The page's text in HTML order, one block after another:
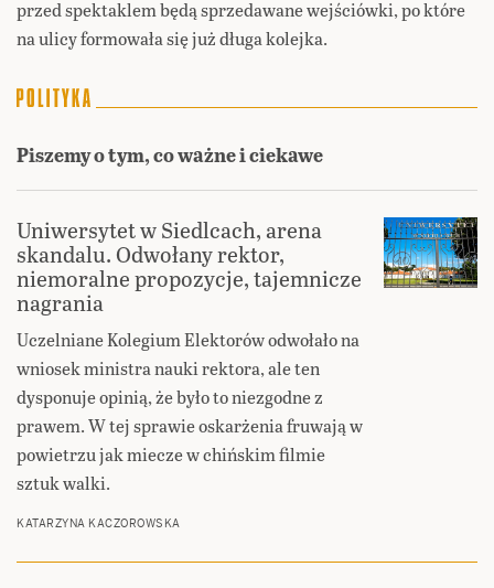
przed spektaklem będą sprzedawane wejściówki, po które
na ulicy formowała się już długa kolejka.
Piszemy o tym, co ważne i ciekawe
Uniwersytet w Siedlcach, arena
skandalu. Odwołany rektor,
niemoralne propozycje, tajemnicze
nagrania
Uczelniane Kolegium Elektorów odwołało na
wniosek ministra nauki rektora, ale ten
dysponuje opinią, że było to niezgodne z
prawem. W tej sprawie oskarżenia fruwają w
powietrzu jak miecze w chińskim filmie
sztuk walki.
KATARZYNA KACZOROWSKA